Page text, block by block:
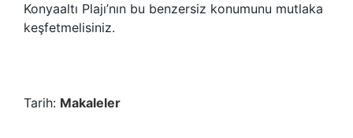
Konyaaltı Plajı’nın bu benzersiz konumunu mutlaka
keşfetmelisiniz.
Tarih: Makaleler